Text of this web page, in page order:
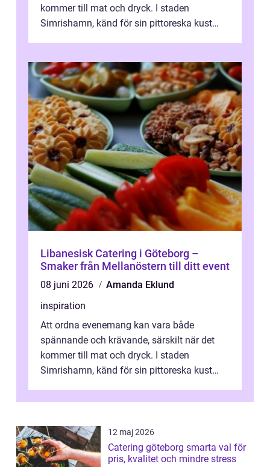
kommer till mat och dryck. I staden
Simrishamn, känd för sin pittoreska kust
Libanesisk Catering i Göteborg –
Smaker från Mellanöstern till ditt event
08 juni 2026
Amanda Eklund
inspiration
Att ordna evenemang kan vara både
spännande och krävande, särskilt när det
kommer till mat och dryck. I staden
Simrishamn, känd för sin pittoreska kust
12 maj 2026
Catering göteborg smarta val för
pris, kvalitet och mindre stress